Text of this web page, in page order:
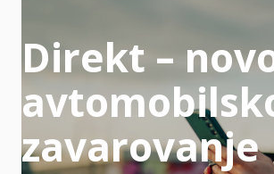
Direkt –
zavarovanje